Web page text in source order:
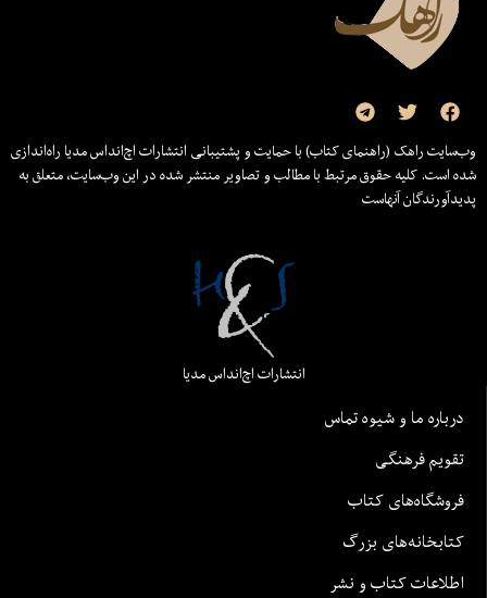
وب‌سایت راهک (راهنمای کتاب) با حمایت و پشتیبانی انتشارات اچ‌اند‌اس مدیا راه‌اندازی
شده است. کلیه حقوق مرتبط با مطالب و تصاویر منتشر شده در این وب‌سایت، متعلق به
پدیدآورندگان آنهاست
انتشارات اچ‌اند‌اس مدیا
درباره ما و شیوه تماس
تقویم فرهنگی
فروشگاه‌های کتاب
کتابخانه‌های بزرگ
اطلاعات کتاب و نشر